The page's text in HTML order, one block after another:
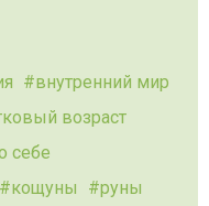
внутренний мир
возраст
себе
кощуны
руны